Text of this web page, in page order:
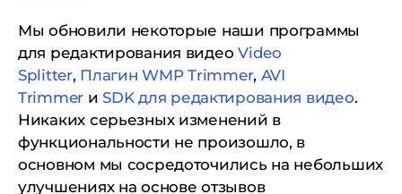
Мы обновили некоторые наши программы
для редактирования видеоVideo
Splitter, Плагин WMP Trimmer, AVI
Trimmer иSDK для редактирования видео.
Никаких серьезных изменений в
функциональности не произошло, в
основном мы сосредоточились на небольших
улучшениях на основе отзывов